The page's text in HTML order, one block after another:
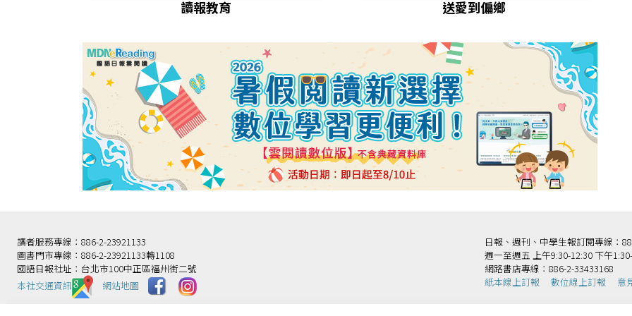
讀報教育 送愛到偏鄉
讀者服務專線：886-2-23921133
圖書門市專線：886-2-23921133轉1108
國語日報社址：台北市100中正區福州街二號
本社交通資訊️
網站地圖
日報、週刊、中學生報訂閱專線：
週一至週五 上午9:30-12:30 下午
網路書店專線：886-2-33433168
紙本線上訂報
數位線上訂報 意